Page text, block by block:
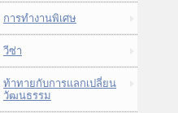
การทำงานพิเศษ
วีซ่า
ท้าทายกับการแลกเปลี่ยน
วัฒนธรรม